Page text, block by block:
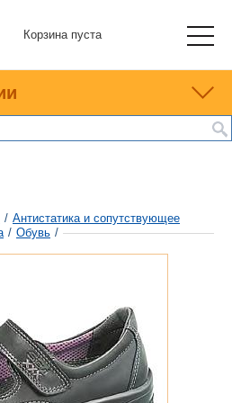
Корзина пуста
/ Антистатика и сопутствующее
/ Обувь /